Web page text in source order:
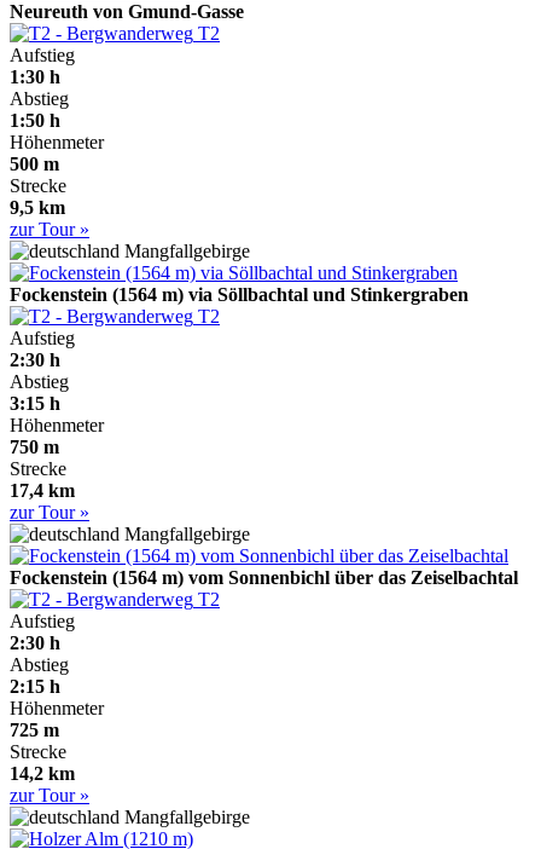
Neureuth von Gmund-Gasse
T2
Aufstieg
1:30 h
Abstieg
1:50 h
Höhenmeter
500 m
Strecke
9,5 km
zur Tour »
Mangfallgebirge
Fockenstein (1564 m) via Söllbachtal und Stinkergraben
T2
Aufstieg
2:30 h
Abstieg
3:15 h
Höhenmeter
750 m
Strecke
17,4 km
zur Tour »
Mangfallgebirge
Fockenstein (1564 m) vom Sonnenbichl über das Zeiselbachtal
T2
Aufstieg
2:30 h
Abstieg
2:15 h
Höhenmeter
725 m
Strecke
14,2 km
zur Tour »
Mangfallgebirge